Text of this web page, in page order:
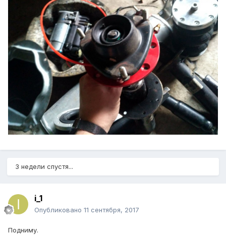
3 недели спустя...
i_1
Опубликовано 11 сентября, 2017
Подниму.